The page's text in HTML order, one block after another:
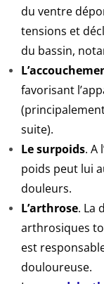
du ventre
tensions et
du bassin,
favorisant
suite).
Le surpoids. A
poids peut lui
douleurs.
L’arthrose. La
arthrosiques
est
douloureuse.